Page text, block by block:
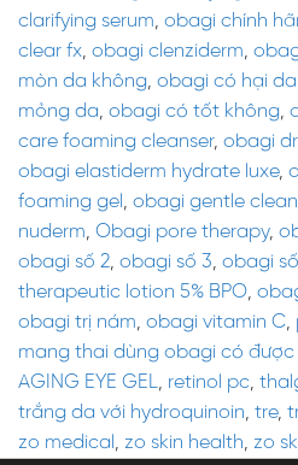
clarifying serum, obagi chính
clear fx, obagi clenziderm,
mòn da không, obagi có hại
mỏng da, obagi có tốt không,
care foaming cleanser, obagi
obagi elastiderm hydrate luxe,
foaming gel , obagi gentle
nuderm, Obagi pore therapy,
obagi số 2, obagi số 3, obagi
therapeutic lotion 5% BPO,
obagi trị nám, obagi vitamin C,
mang thai dùng obagi có được
AGING EYE GEL, retinol pc,
trắng da với hydroquinoin, tre,
zo medical , zo skin health, zo